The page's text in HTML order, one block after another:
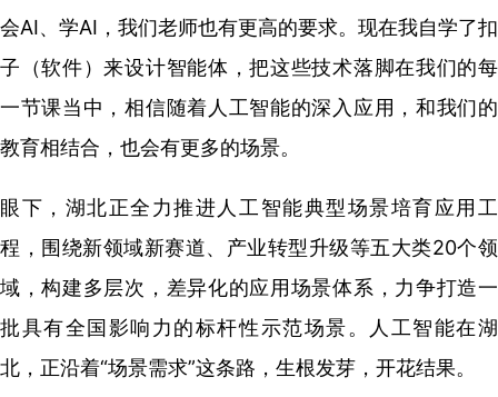
会AI、学AI， 我们老师也有更高的要求。 现在我自学了扣
子（软件）来设计智能体，把这些技术落脚在我们的每
一节课当中，相信随着人工智能的深入应用， 和我们的
教育相结合， 也会有更多的场景。
眼下，湖北正全力推进人工智能典型场景培育应用工
程，围绕新领域新赛道、产业转型升级等五大类20个领
域，构建多层次，差异化的应用场景体系，力争打造一
批具有全国影响力的标杆性示范场景。人工智能在湖
北，正沿着“场景需求”这条路，生根发芽，开花结果。